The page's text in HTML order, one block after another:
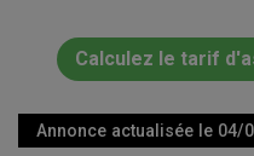
Calculez le tarif
Annonce actualisée le 04/